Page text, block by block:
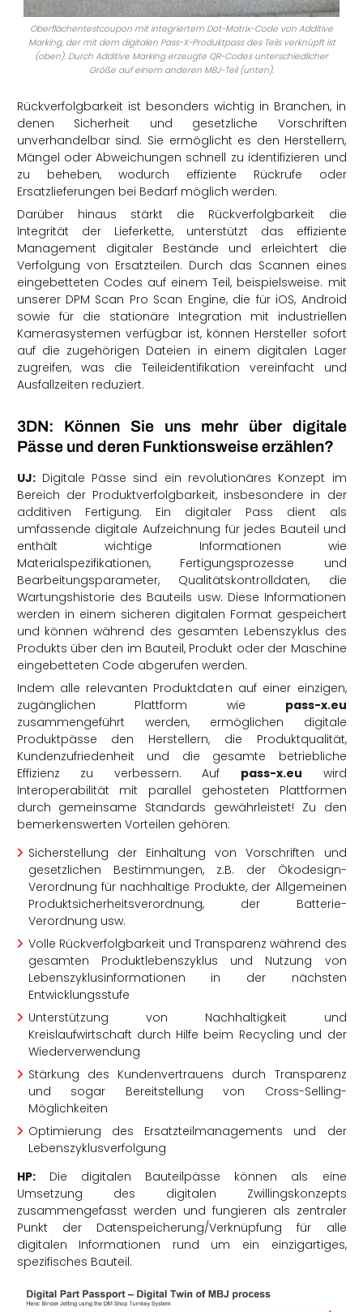
Oberflächentestcoupon mit integriertem Dot-Matrix-Code von Additive
Marking, der mit dem digitalen Pass-X-Produktpass des Teils verknüpft ist
(oben). Durch Additive Marking erzeugte QR-Codes unterschiedlicher
Größe auf einem anderen MBJ-Teil (unten).
Rückverfolgbarkeit ist besonders wichtig in Branchen, in
denen Sicherheit und gesetzliche Vorschriften
unverhandelbar sind. Sie ermöglicht es den Herstellern,
Mängel oder Abweichungen schnell zu identifizieren und
zu beheben, wodurch effiziente Rückrufe oder
Ersatzlieferungen bei Bedarf möglich werden.
Darüber hinaus stärkt die Rückverfolgbarkeit die
Integrität der Lieferkette, unterstützt das effiziente
Management digitaler Bestände und erleichtert die
Verfolgung von Ersatzteilen. Durch das Scannen eines
eingebetteten Codes auf einem Teil, beispielsweise. mit
unserer DPM Scan Pro Scan Engine, die für iOS, Android
sowie für die stationäre Integration mit industriellen
Kamerasystemen verfügbar ist, können Hersteller sofort
auf die zugehörigen Dateien in einem digitalen Lager
zugreifen, was die Teileidentifikation vereinfacht und
Ausfallzeiten reduziert.
3DN: Können Sie uns mehr über digitale
Pässe und deren Funktionsweise erzählen?
UJ:Digitale Pässe sind ein revolutionäres Konzept im
Bereich der Produktverfolgbarkeit, insbesondere in der
additiven Fertigung. Ein digitaler Pass dient als
umfassende digitale Aufzeichnung für jedes Bauteil und
enthält wichtige Informationen wie
Materialspezifikationen, Fertigungsprozesse und
Bearbeitungsparameter, Qualitätskontrolldaten, die
Wartungshistorie des Bauteils usw. Diese Informationen
werden in einem sicheren digitalen Format gespeichert
und können während des gesamten Lebenszyklus des
Produkts über den im Bauteil, Produkt oder der Maschine
eingebetteten Code abgerufen werden.
Indem alle relevanten Produktdaten auf einer einzigen,
zugänglichen Plattform wie pass-x.eu
zusammengeführt werden, ermöglichen digitale
Produktpässe den Herstellern, die Produktqualität,
Kundenzufriedenheit und die gesamte betriebliche
Effizienz zu verbessern. Auf pass-x.eu wird
Interoperabilität mit parallel gehosteten Plattformen
durch gemeinsame Standards gewährleistet! Zu den
bemerkenswerten Vorteilen gehören:
Sicherstellung der Einhaltung von Vorschriften und
gesetzlichen Bestimmungen, z.B. der Ökodesign-
Verordnung für nachhaltige Produkte, der Allgemeinen
Produktsicherheitsverordnung, der Batterie-
Verordnung usw.
Volle Rückverfolgbarkeit und Transparenz während des
gesamten Produktlebenszyklus und Nutzung von
Lebenszyklusinformationen in der nächsten
Entwicklungsstufe
Unterstützung von Nachhaltigkeit und
Kreislaufwirtschaft durch Hilfe beim Recycling und der
Wiederverwendung
Stärkung des Kundenvertrauens durch Transparenz
und sogar Bereitstellung von Cross-Selling-
Möglichkeiten
Optimierung des Ersatzteilmanagements und der
Lebenszyklusverfolgung
HP:Die digitalen Bauteilpässe können als eine
Umsetzung des digitalen Zwillingskonzepts
zusammengefasst werden und fungieren als zentraler
Punkt der Datenspeicherung/Verknüpfung für alle
digitalen Informationen rund um ein einzigartiges,
spezifisches Bauteil.